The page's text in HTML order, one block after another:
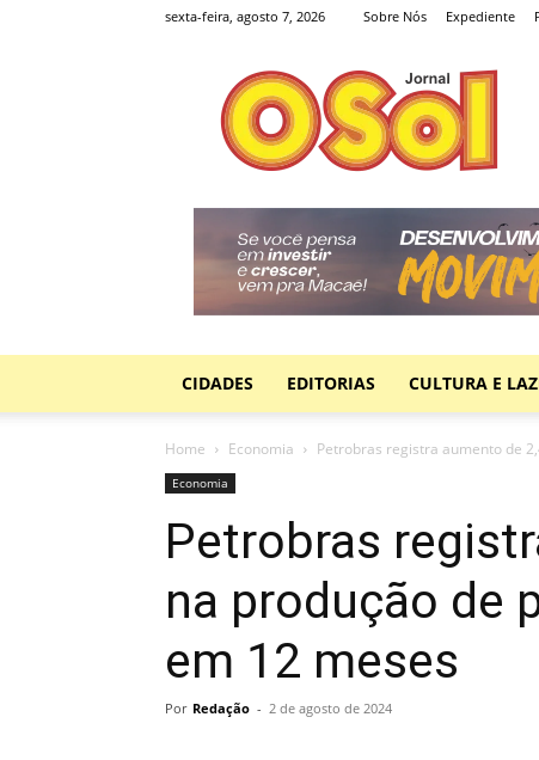
sexta-feira, agosto 7, 2026 Sobre Nós Expediente
Jornal
O
Sol
CIDADES EDITORIAS CULTURA E
Home Economia Petrobras registra aumento de
Economia
Petrobras
na produção de
em 12 meses
Por Redação - 2 de agosto de 2024